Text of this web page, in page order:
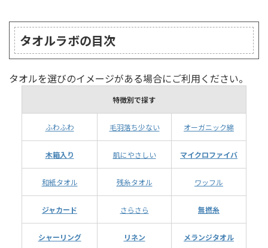
タオルラボの目次
タオルを選びのイメージがある場合にご利用ください。
特徴別で探す
ふわふわ 毛羽落ち少ない オーガニック綿
木箱入り 肌にやさしい マイクロファイバ
和紙タオル 残糸タオル ワッフル
ジャカード さらさら 無撚糸
シャーリング リネン メランジタオル